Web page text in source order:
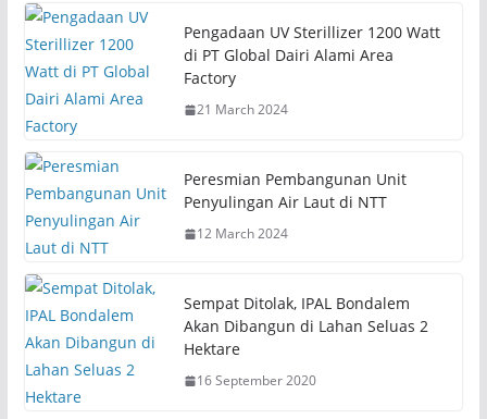
s
h
a
r
e
o
n
T
w
i
t
r
(
O
p
e
s
i
n
n
e
w
w
i
n
d
s
h
a
r
e
o
n
F
b
o
n
s
i
n
n
e
w
w
Pengadaan UV Sterillizer 1200 Watt
di PT Global Dairi Alami Area
Factory
21 March 2024
Peresmian Pembangunan Unit
Penyulingan Air Laut di NTT
12 March 2024
Sempat Ditolak, IPAL Bondalem
Akan Dibangun di Lahan Seluas 2
Hektare
16 September 2020